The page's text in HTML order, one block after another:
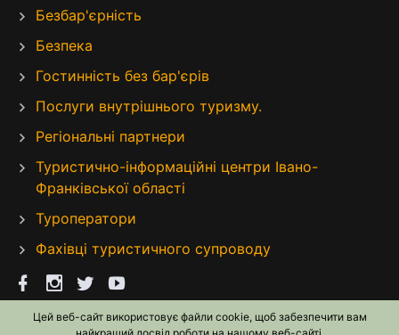
Цей веб-сайт використовує файли cookie, щоб забезпечити вам
Безбар'єрність
Безпека
Гостинність без бар'єрів
Послуги внутрішнього туризму.
Регіональні партнери
Туристично-інформаційні центри Івано-
Франківської області
Туроператори
Фахівці туристичного супроводу